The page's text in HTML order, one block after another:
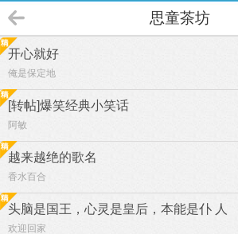
思童茶坊
开心就好
俺是保定地
[转帖]爆笑经典小笑话
阿敏
越来越绝的歌名
香水百合
头脑是国王，心灵是皇后，本能是仆 人
欢迎回家